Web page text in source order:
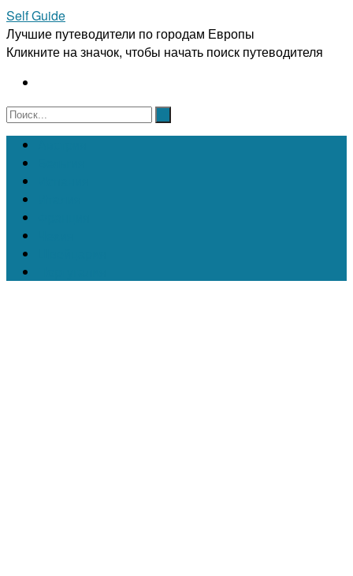
Self Guide
Лучшие путеводители по городам Европы
Кликните на значок, чтобы начать поиск путеводителя